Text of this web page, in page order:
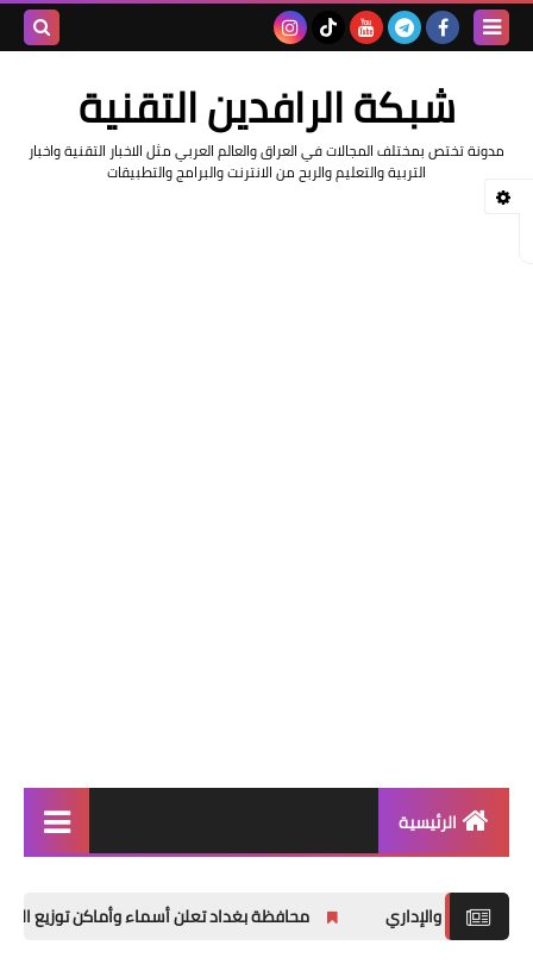
شبكة الرافدين التقنية
مدونة تختص بمختلف المجالات في العراق والعالم العربي مثل الاخبار التقنية واخبار
التربية والتعليم والربح من الانترنت والبرامج والتطبيقات
الرئيسية
اخبار التربية والتعليم
محافظة بغداد تعلن أسماء وأماكن توزيع المقبولين